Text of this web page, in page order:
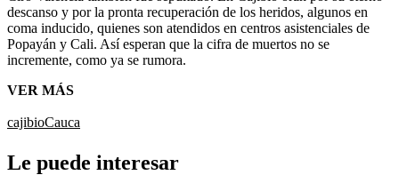
descanso y por la pronta recuperación de los heridos, algunos en
coma inducido, quienes son atendidos en centros asistenciales de
Popayán y Cali. Así esperan que la cifra de muertos no se
incremente, como ya se rumora.
VER MÁS
cajibioCauca
Le puede interesar